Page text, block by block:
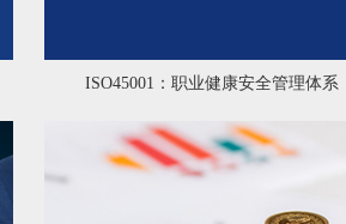
ISO45001：职业健康安全管理体系